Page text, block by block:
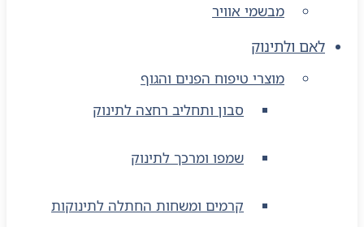
מבשמי אוויר
לאם ולתינוק
מוצרי טיפוח הפנים והגוף
סבון ותחליב רחצה לתינוק
שמפו ומרכך לתינוק
קרמים ומשחות החתלה לתינוקות